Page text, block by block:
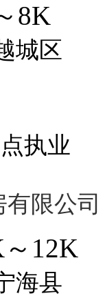
8K
城区
执业
限公司
12K
海县